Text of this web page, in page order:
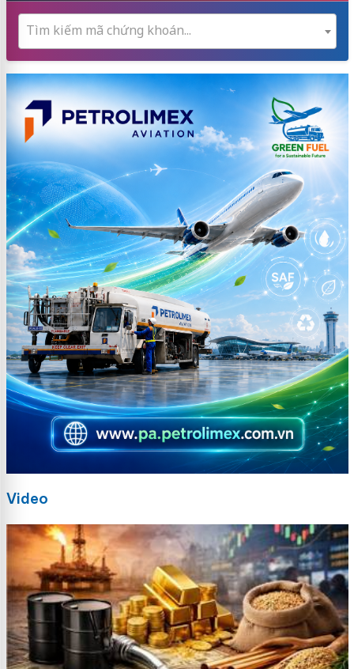
Tìm kiếm mã chứng khoán...
Video